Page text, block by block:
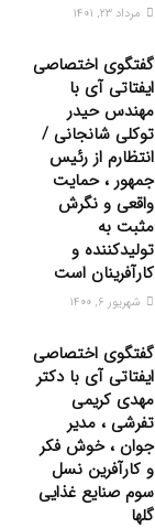
مرداد ۲۳, ۱۴۰۱
گفتگوی اختصاصی
ایفتاتی آی با
مهندس حیدر
توکلی شانجانی /
انتظارم از رئیس
جمهور ، حمایت
واقعی و نگرش
مثبت به
تولیدکننده و
کارآفرینان است
شهریور ۶, ۱۴۰۰
گفتگوی اختصاصی
ایفتاتی آی با دکتر
مهدی کریمی
تفرشی ، مدیر
جوان ، خوش فکر
و کارآفرین نسل
سوم صنایع غذایی
گلها